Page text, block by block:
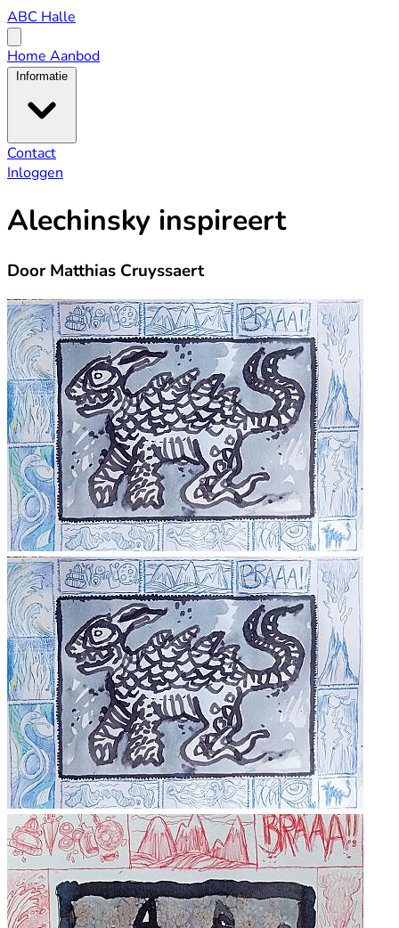
ABC
Halle
ABC Halle
menu
Home Aanbod
Informatie
Contact
Inloggen
Alechinsky inspireert
Door Matthias Cruyssaert